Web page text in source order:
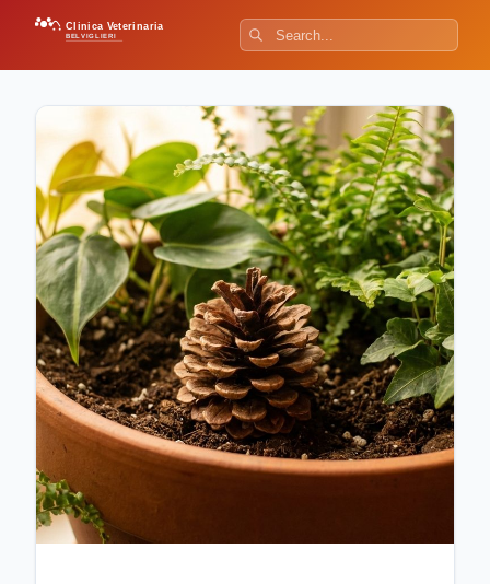
Clinica Veterinaria
BELVIGLIERI